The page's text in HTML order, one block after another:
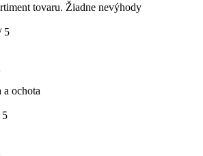
tovaru. Žiadne nevýhody
5
a ochota
5